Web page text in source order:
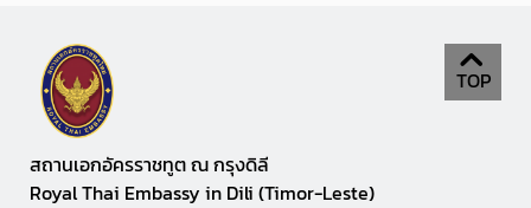
TOP
สถานเอกอัครราชทูต ณ กรุงดิลี
Royal Thai Embassy in Dili (Timor-Leste)